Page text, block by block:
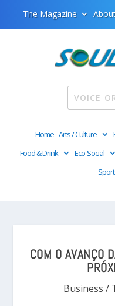
The Magazine
Home Arts / Culture
Food & Drink
Eco-Social
COM O AVANÇO
Business /